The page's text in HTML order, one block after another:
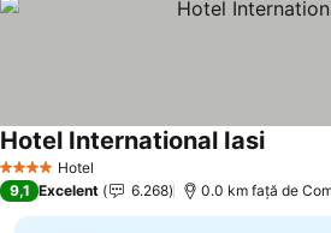
4 Stele Hotel
Hotel International Iasi
9,1 Excelent 6.268 0.0 km faţă de